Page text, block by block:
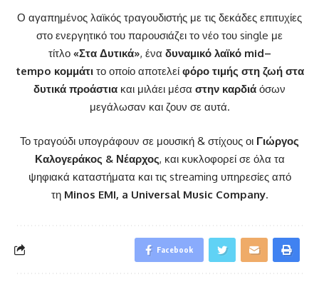
Ο αγαπημένος λαϊκός τραγουδιστής με τις δεκάδες επιτυχίες
στο ενεργητικό του παρουσιάζει το νέο του single με
τίτλο «Στα Δυτικά», ένα δυναμικό λαϊκό mid–
tempo κομμάτιτο οποίο αποτελεί φόρο τιμής στη ζωή στα
δυτικά προάστια και μιλάει μέσα στην καρδιά όσων
μεγάλωσαν και ζουν σε αυτά.
Το τραγούδι υπογράφουν σε μουσική & στίχους οι Γιώργος
Καλογεράκος & Νέαρχος, και κυκλοφορεί σε όλα τα
ψηφιακά καταστήματα και τις streaming υπηρεσίες από
τη Minos EMI, a Universal Music Company.
Facebook